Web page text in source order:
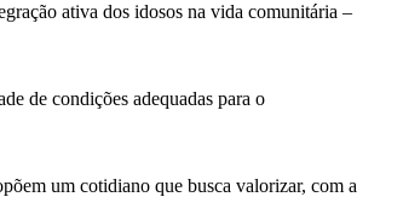
ativa dos idosos na vida comunitária –
de condições adequadas para o
um cotidiano que busca valorizar, com a